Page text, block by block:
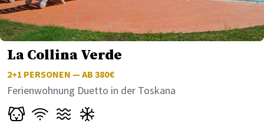
La Collina Verde
2+1 PERSONEN — AB 380€
Ferienwohnung Duetto in der Toskana